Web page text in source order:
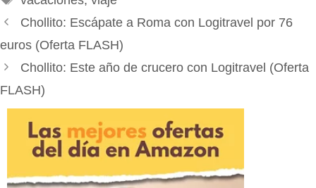
Chollito: Escápate a Roma con Logitravel por 76
euros (Oferta FLASH)
Chollito: Este año de crucero con Logitravel (Oferta
FLASH)